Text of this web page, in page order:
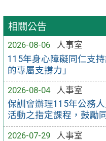
相關公告
2026-08-06
人事室
115年身心障礙同仁支
的專屬支撐力」
2026-08-04
人事室
保訓會辦理115年公務
活動之指定課程，鼓勵
2026-07-29
人事室